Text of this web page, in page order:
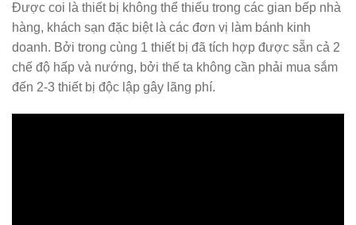
Được coi là thiết bị không thể thiếu trong các gian bếp nhà
hàng, khách sạn đặc biệt là các đơn vị làm bánh kinh
doanh. Bởi trong cùng 1 thiết bị đã tích hợp được sẵn cả 2
chế độ hấp và nướng, bởi thế ta không cần phải mua sắm
đến 2-3 thiết bị độc lập gây lãng phí.